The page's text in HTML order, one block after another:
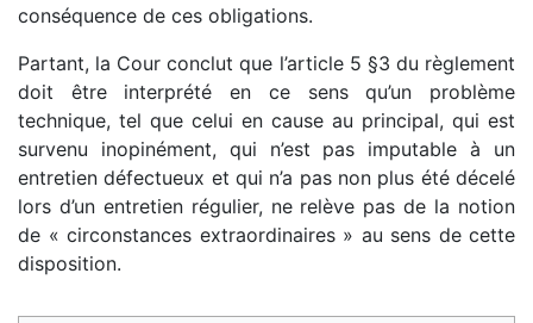
conséquence de ces obligations.
Partant, la Cour conclut que l’article 5 §3 du règlement
doit être interprété en ce sens qu’un problème
technique, tel que celui en cause au principal, qui est
survenu inopinément, qui n’est pas imputable à un
entretien défectueux et qui n’a pas non plus été décelé
lors d’un entretien régulier, ne relève pas de la notion
de « circonstances extraordinaires » au sens de cette
disposition.